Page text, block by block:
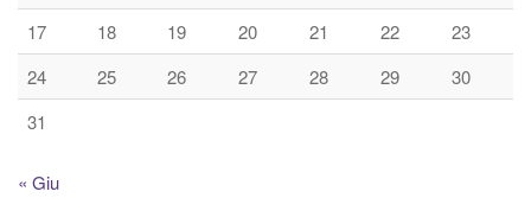
17
18 19 20 21 22
23
24
25 26 27 28 29
30
31
« Giu